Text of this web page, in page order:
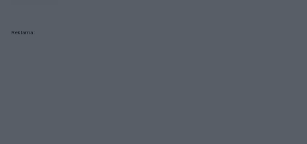
Reklama: